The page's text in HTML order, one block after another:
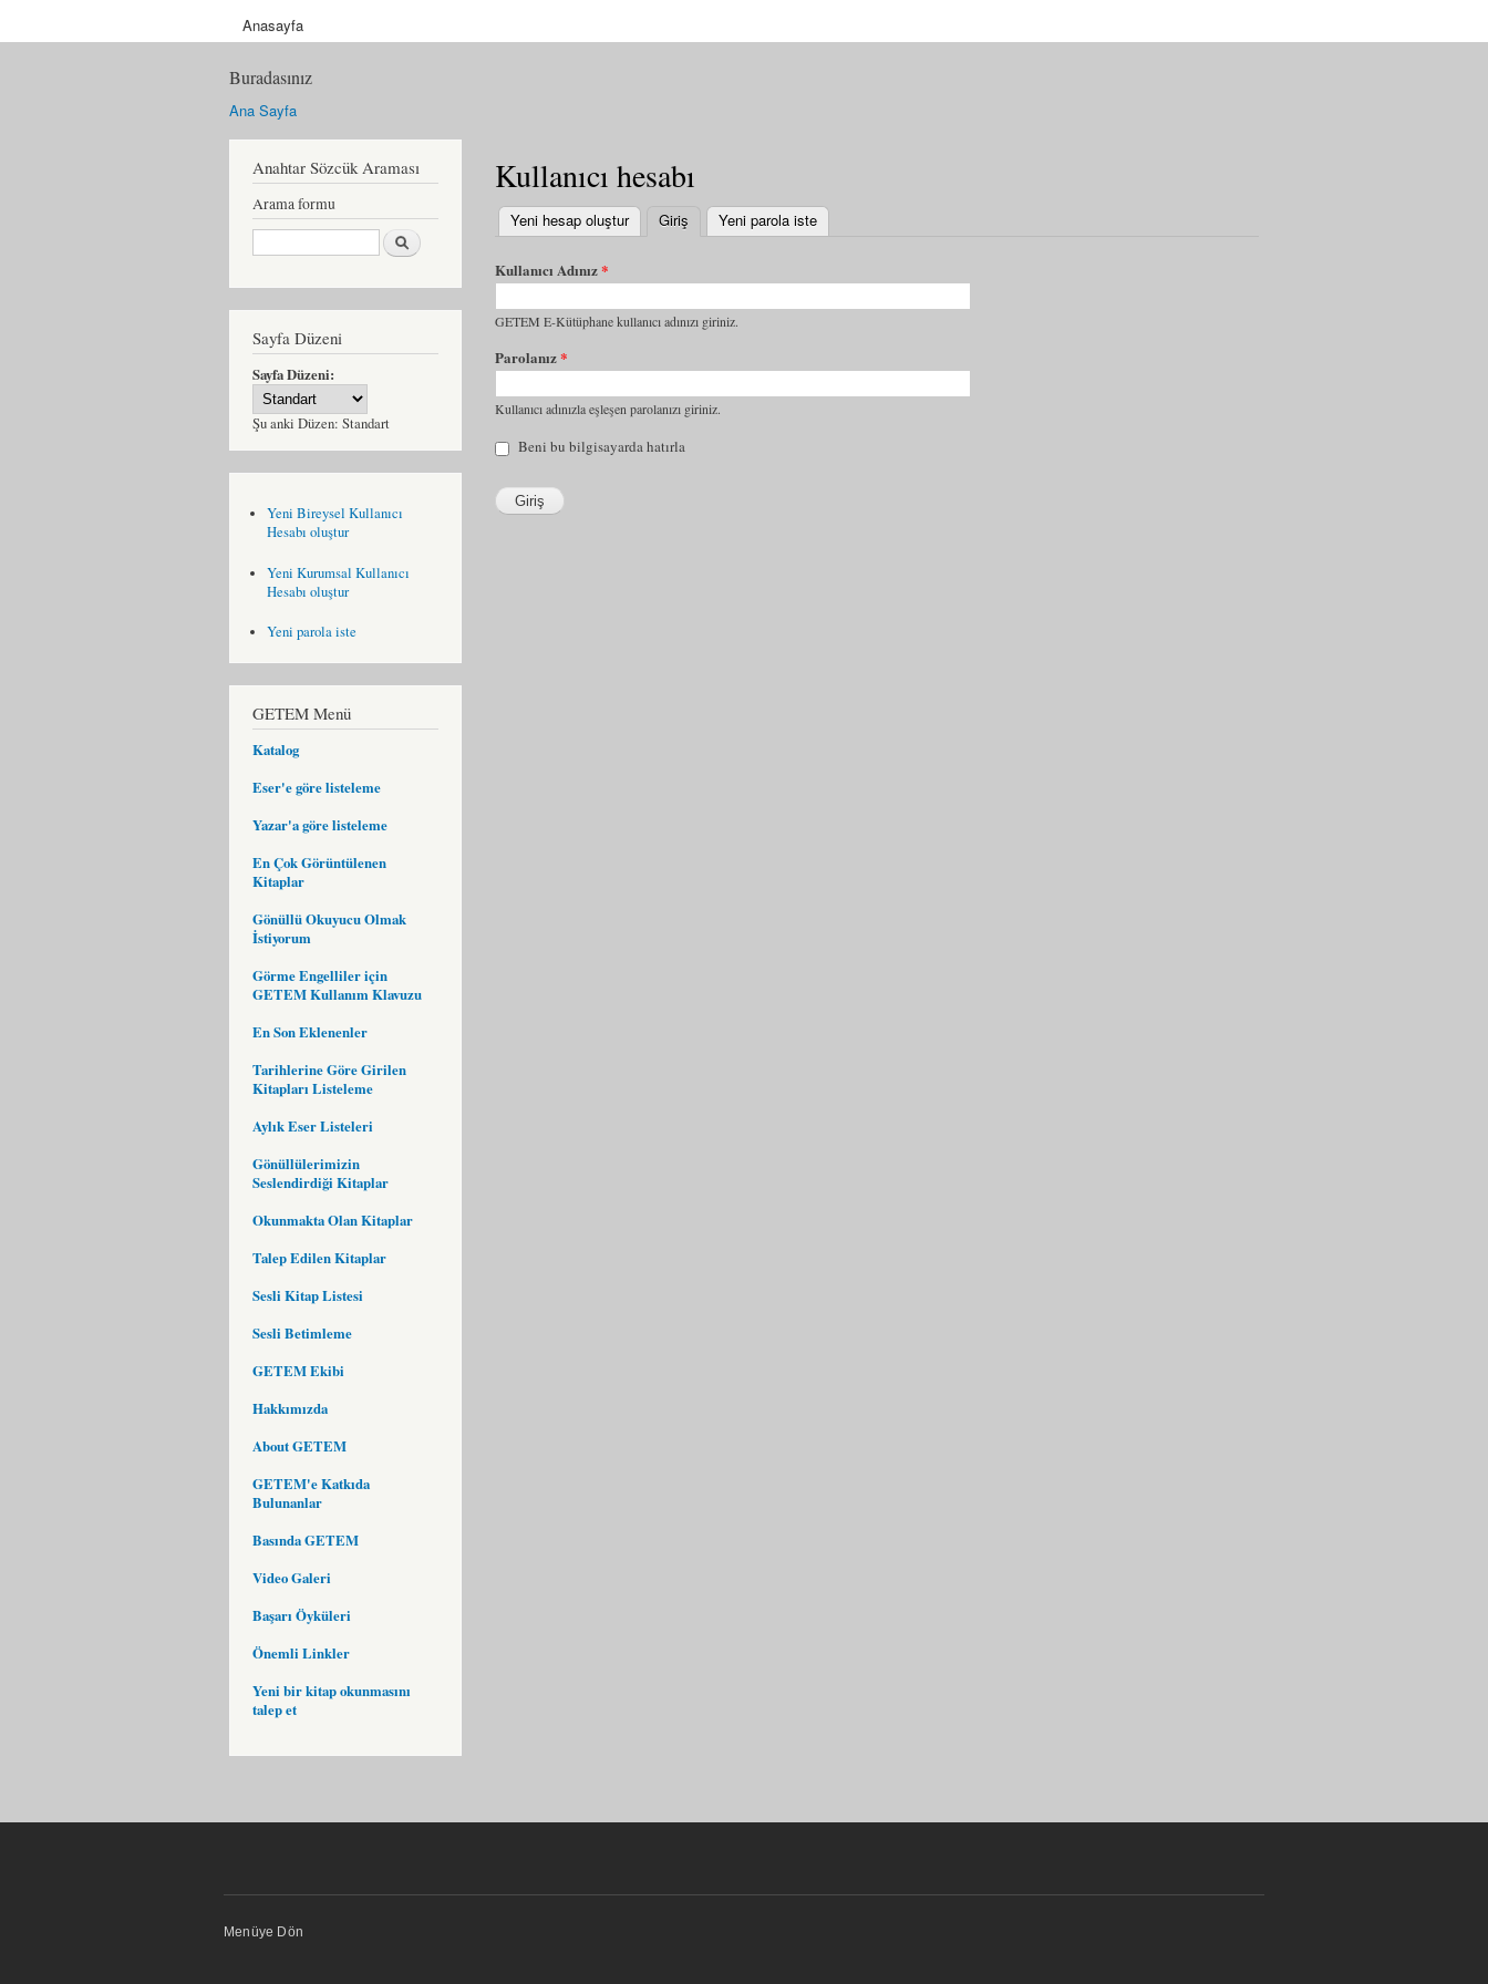
Anasayfa
Buradasınız
Ana Sayfa
Anahtar Sözcük Araması
Arama formu
Ara
Sayfa Düzeni
Sayfa Düzeni:
Şu anki Düzen: Standart
Yeni Bireysel Kullanıcı
Hesabı oluştur
Yeni Kurumsal Kullanıcı
Hesabı oluştur
Yeni parola iste
GETEM Menü
Katalog
Eser'e göre listeleme
Yazar'a göre listeleme
En Çok Görüntülenen
Kitaplar
Gönüllü Okuyucu Olmak
İstiyorum
Görme Engelliler için
GETEM Kullanım Klavuzu
En Son Eklenenler
Tarihlerine Göre Girilen
Kitapları Listeleme
Aylık Eser Listeleri
Gönüllülerimizin
Seslendirdiği Kitaplar
Okunmakta Olan Kitaplar
Talep Edilen Kitaplar
Sesli Kitap Listesi
Sesli Betimleme
GETEM Ekibi
Hakkımızda
About GETEM
GETEM'e Katkıda
Bulunanlar
Basında GETEM
Video Galeri
Başarı Öyküleri
Önemli Linkler
Yeni bir kitap okunmasını
talep et
Kullanıcı hesabı
Yeni hesap oluştur Giriş (etkin sekme)
Yeni parola iste
Kullanıcı Adınız*
GETEM E-Kütüphane kullanıcı adınızı giriniz.
Parolanız*
Kullanıcı adınızla eşleşen parolanızı giriniz.
Beni bu bilgisayarda hatırla
Menüye Dön